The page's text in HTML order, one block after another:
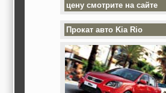
цену смотрите на сайте
Прокат авто Kia Rio